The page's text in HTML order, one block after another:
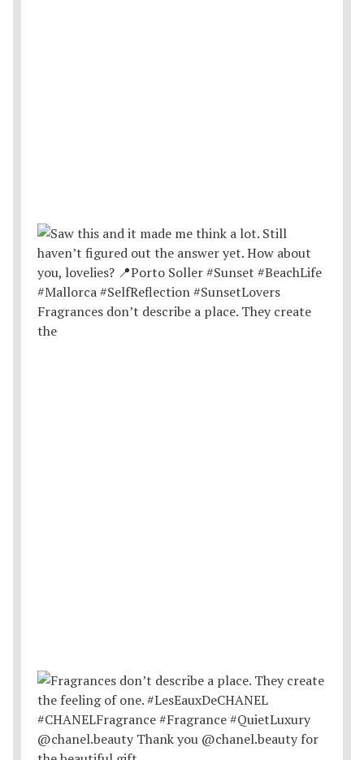
Fragrances don’t describe a place. They create
the